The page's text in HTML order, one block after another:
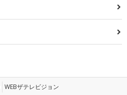
WEBザテレビジョン